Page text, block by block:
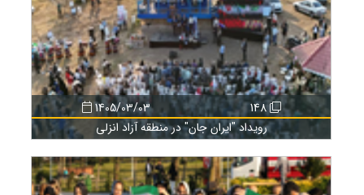
148
1405/03/03
رویداد "ایران جان" در منطقه آزاد انزلی